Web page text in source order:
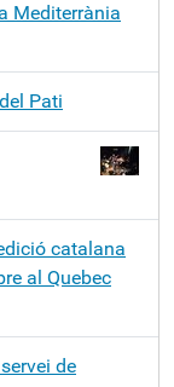
Mediterrània
Pati
catalana
al Quebec
de